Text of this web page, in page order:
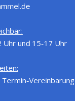
Uhr und 15-17 Uhr
Vereinbarung